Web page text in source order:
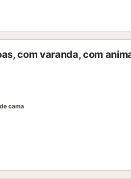
às pistas. O estacionamento está
com varanda, com
cama